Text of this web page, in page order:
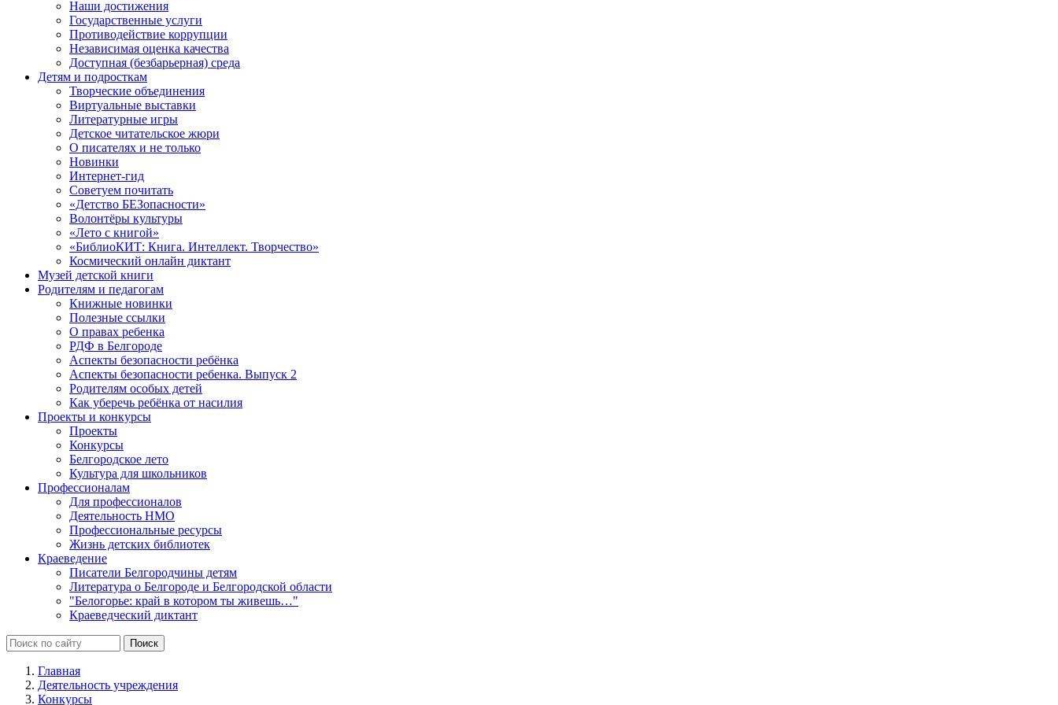
Наши достижения
Государственные услуги
Противодействие коррупции
Независимая оценка качества
Доступная (безбарьерная) среда
Детям и подросткам
Творческие объединения
Виртуальные выставки
Литературные игры
Детское читательское жюри
О писателях и не только
Новинки
Интернет-гид
Советуем почитать
«Детство БЕЗопасности»
Волонтёры культуры
«Лето с книгой»
«БиблиоКИТ: Книга. Интеллект. Творчество»
Космический онлайн диктант
Музей детской книги
Родителям и педагогам
Книжные новинки
Полезные ссылки
О правах ребенка
РДФ в Белгороде
Аспекты безопасности ребёнка
Аспекты безопасности ребенка. Выпуск 2
Родителям особых детей
Как уберечь ребёнка от насилия
Проекты и конкурсы
Проекты
Конкурсы
Белгородское лето
Культура для школьников
Профессионалам
Для профессионалов
Деятельность НМО
Профессиональные ресурсы
Жизнь детских библиотек
Краеведение
Писатели Белгородчины детям
Литература о Белгороде и Белгородской области
"Белогорье: край в котором ты живешь…"
Краеведческий диктант
Главная
Деятельность учреждения
Конкурсы